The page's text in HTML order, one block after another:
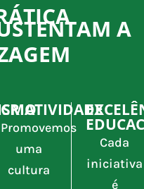
A
CRIATIVIDADE
Promovemos
uma
cultura
Cada
iniciativa
é